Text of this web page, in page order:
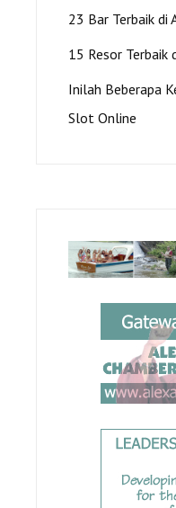
23 Bar Terbaik di
15 Resor Terbaik
Inilah Beberapa
Slot Online